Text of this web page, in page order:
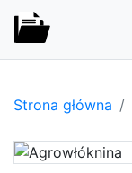
Strona główna